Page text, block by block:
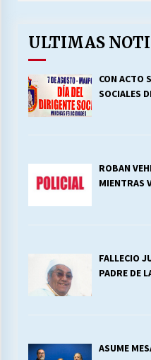
ULTIMAS
CON ACTO
SOCIALES
ROBAN
MIENTRAS
FALLECIO
PADRE DE
ASUME